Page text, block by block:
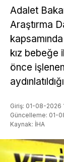
Adalet
Araştırma
kız bebeğe
önce
Giriş: 01-08-2026
Güncelleme: 01-
Kaynak: İHA